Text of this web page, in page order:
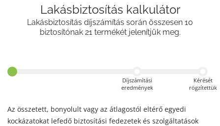
Lakásbiztosítás kalkulátor
Lakásbiztosítás díjszámítás során összesen 10
biztosítónak 21 termékét jelenítjük meg.
Díjszámítási
eredmények
Kérését
rögzítettük
Az összetett, bonyolult vagy az átlagostól eltérő egyedi
kockázatokat lefedő biztosítási fedezetek és szolgáltatások